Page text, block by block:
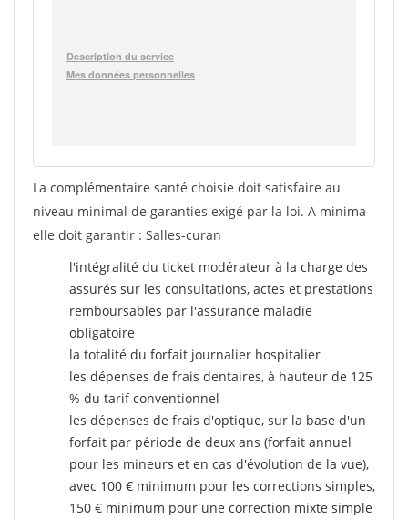
La complémentaire santé choisie doit satisfaire au
niveau minimal de garanties exigé par la loi. A minima
elle doit garantir : Salles-curan
l'intégralité du ticket modérateur à la charge des
assurés sur les consultations, actes et prestations
remboursables par l'assurance maladie
obligatoire
la totalité du forfait journalier hospitalier
les dépenses de frais dentaires, à hauteur de 125
% du tarif conventionnel
les dépenses de frais d'optique, sur la base d'un
forfait par période de deux ans (forfait annuel
pour les mineurs et en cas d'évolution de la vue),
avec 100 € minimum pour les corrections simples,
150 € minimum pour une correction mixte simple